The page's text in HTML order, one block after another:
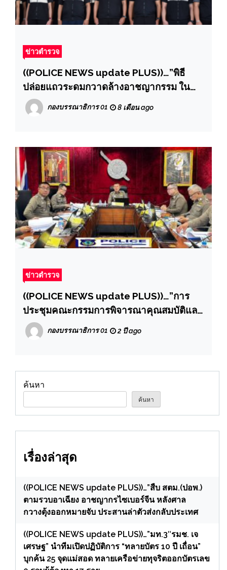
ข่าวตำรวจ
((POLICE NEWS update PLUS))…”พิธี
ปล่อยแถวระดมกวาดล้างอาชญากรรม ใน
ห้วงเทศกาลปีใหม่ 2569 กองบังคับการตรวจ
คนเข้าเมือง 1
กองบรรณาธิการ 01 8 เดือน ago
ข่าวตำรวจ
((POLICE NEWS update PLUS))…”การ
ประชุมคณะกรรมการพิจารณาคุณสมบัติและ
ลักษณะต้องห้ามของการเป็นข้าราชการ
ตำรวจกรณีไม่เป็นผู้ประพฤติเสื่อมเสียขัดต่อ
กองบรรณาธิการ 01 2 ปี ago
ค้นหา
ค้นหา
เรื่องล่าสุด
((POLICE NEWS update PLUS))…”สืบ สตม.(ปอพ.)
ตามรวบอาเฉียง อาชญากรไซเบอร์จีน หลังศาล
กวางตุ้งออกหมายจับ ประสานล่าตัวส่งกลับประเทศ
((POLICE NEWS update PLUS))…”มท.3″รมช. เจ
เศรษฐ” นำทีมเปิดปฏิบัติการ “ทลายบัตร 10 ปี เถื่อน”
บุกค้น 25 จุดแม่สอด ทลายเครือข่ายทุจริตออกบัตรเลข